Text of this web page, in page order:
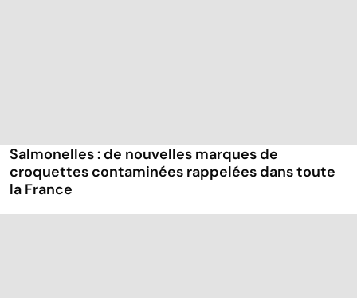
Salmonelles : de nouvelles marques de
croquettes contaminées rappelées dans toute
la France